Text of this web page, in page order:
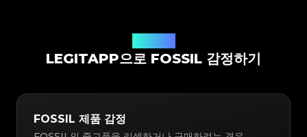
LEGITAPP으로 FOSSIL 감정하기
FOSSIL 제품 감정